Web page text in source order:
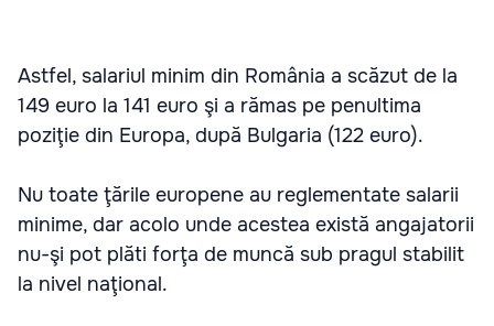
Astfel, salariul minim din România a scăzut de la
149 euro la 141 euro şi a rămas pe penultima
poziţie din Europa, după Bulgaria (122 euro).
Nu toate ţările europene au reglementate salarii
minime, dar acolo unde acestea există angajatorii
nu-şi pot plăti forţa de muncă sub pragul stabilit
la nivel naţional.